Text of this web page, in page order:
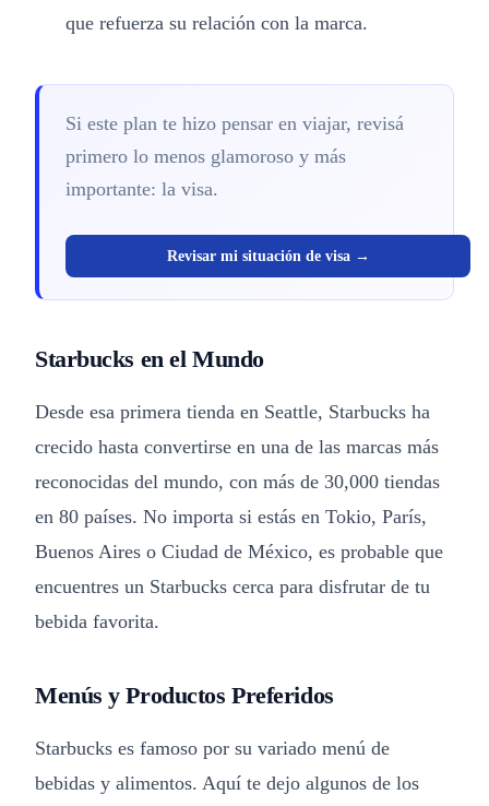
que refuerza su relación con la marca.
Si este plan te hizo pensar en viajar, revisá
primero lo menos glamoroso y más
importante: la visa.
Revisar mi situación de visa →
Starbucks en el Mundo
Desde esa primera tienda en Seattle, Starbucks ha
crecido hasta convertirse en una de las marcas más
reconocidas del mundo, con más de 30,000 tiendas
en 80 países. No importa si estás en Tokio, París,
Buenos Aires o Ciudad de México, es probable que
encuentres un Starbucks cerca para disfrutar de tu
bebida favorita.
Menús y Productos Preferidos
Starbucks es famoso por su variado menú de
bebidas y alimentos. Aquí te dejo algunos de los